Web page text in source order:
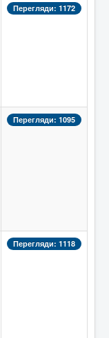
Перегляди: 1172
Перегляди: 1095
Перегляди: 1118